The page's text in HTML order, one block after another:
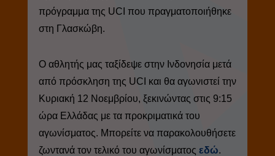
πρόγραμμα της UCI που πραγματοποιήθηκε
στη Γλασκώβη.
Ο αθλητής μας ταξίδεψε στην Ινδονησία μετά
από πρόσκληση της UCI και θα αγωνιστεί την
Κυριακή 12 Νοεμβρίου, ξεκινώντας στις 9:15
ώρα Ελλάδας με τα προκριματικά του
αγωνίσματος. Μπορείτε να παρακολουθήσετε
ζωντανά τον τελικό του αγωνίσματος εδώ.